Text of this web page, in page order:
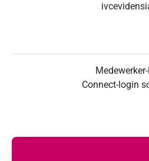
Connect-login